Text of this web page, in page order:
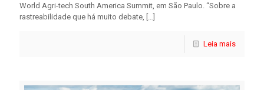
World Agri-tech South America Summit, em São Paulo. “Sobre a
rastreabilidade que há muito debate, […]
Leia mais